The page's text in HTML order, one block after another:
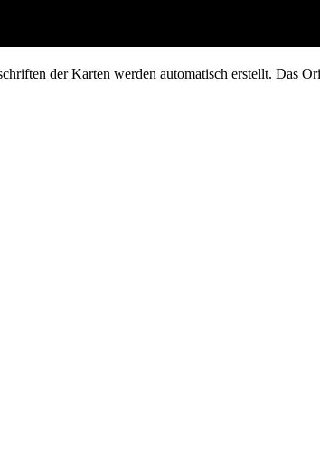
der Karten werden automatisch erstellt. Das